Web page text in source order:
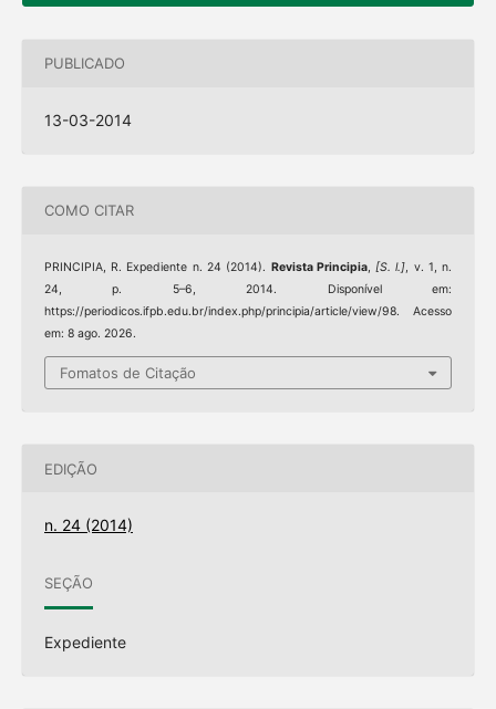
PUBLICADO
13-03-2014
COMO CITAR
PRINCIPIA, R. Expediente n. 24 (2014). Revista Principia,[S. l.], v. 1, n.
24, p. 5–6, 2014. Disponível em:
https://periodicos.ifpb.edu.br/index.php/principia/article/view/98. Acesso
em: 8 ago. 2026.
Fomatos de Citação
EDIÇÃO
n. 24 (2014)
SEÇÃO
Expediente